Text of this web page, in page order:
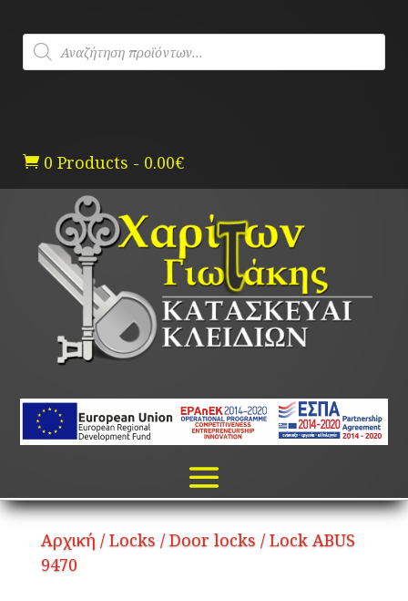
content
Products
search
 0 Products - 0.00€
Αρχική / Locks / Door locks / Lock ABUS
9470